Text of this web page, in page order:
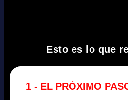
Esto es lo que
1 - EL PRÓXIMO